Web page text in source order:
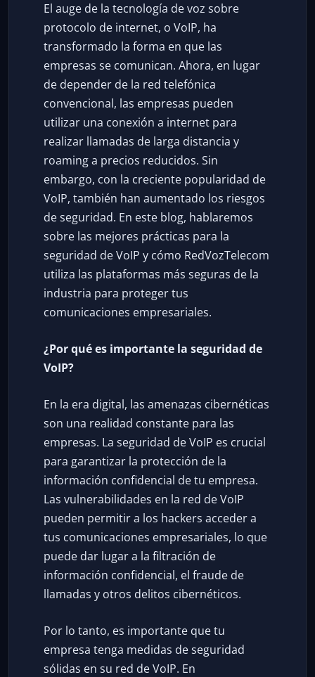
El auge de la tecnología de voz sobre
protocolo de internet, o VoIP, ha
transformado la forma en que las
empresas se comunican. Ahora, en lugar
de depender de la red telefónica
convencional, las empresas pueden
utilizar una conexión a internet para
realizar llamadas de larga distancia y
roaming a precios reducidos. Sin
embargo, con la creciente popularidad de
VoIP, también han aumentado los riesgos
de seguridad. En este blog, hablaremos
sobre las mejores prácticas para la
seguridad de VoIP y cómo RedVozTelecom
utiliza las plataformas más seguras de la
industria para proteger tus
comunicaciones empresariales.
¿Por qué es importante la seguridad de
VoIP?
En la era digital, las amenazas cibernéticas
son una realidad constante para las
empresas. La seguridad de VoIP es crucial
para garantizar la protección de la
información confidencial de tu empresa.
Las vulnerabilidades en la red de VoIP
pueden permitir a los hackers acceder a
tus comunicaciones empresariales, lo que
puede dar lugar a la filtración de
información confidencial, el fraude de
llamadas y otros delitos cibernéticos.
Por lo tanto, es importante que tu
empresa tenga medidas de seguridad
sólidas en su red de VoIP. En